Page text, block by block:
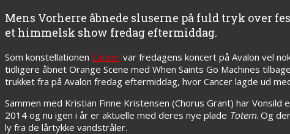
Mens Vorherre åbnede sluserne på fuld tryk over
et himmelsk show fredag eftermiddag.
Som konstellationen Cancer var fredagens koncert på Avalon vel
tidligere åbnet Orange Scene med When Saints Go Machines
trukket fra på Avalon fredag eftermiddag, hvor Cancer lagde ud
Sammen med Kristian Finne Kristensen (Chorus Grant) har
2014 og nu igen i år er aktuelle med deres nye plade Totem. Og
ly fra de lårtykke vandstråler.